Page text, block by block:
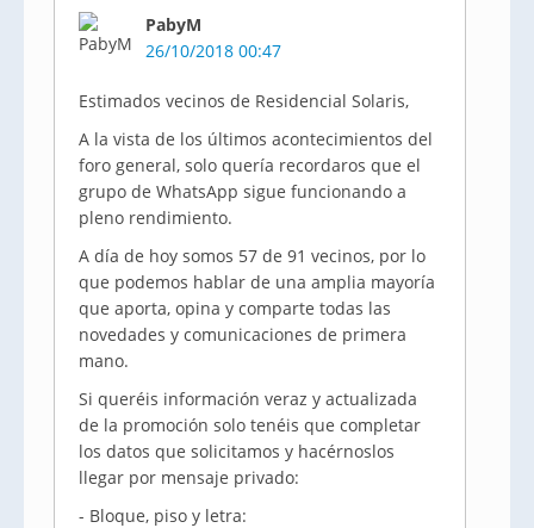
PabyM
26/10/2018 00:47
Estimados vecinos de Residencial Solaris,
A la vista de los últimos acontecimientos del
foro general, solo quería recordaros que el
grupo de WhatsApp sigue funcionando a
pleno rendimiento.
A día de hoy somos 57 de 91 vecinos, por lo
que podemos hablar de una amplia mayoría
que aporta, opina y comparte todas las
novedades y comunicaciones de primera
mano.
Si queréis información veraz y actualizada
de la promoción solo tenéis que completar
los datos que solicitamos y hacérnoslos
llegar por mensaje privado:
- Bloque, piso y letra: